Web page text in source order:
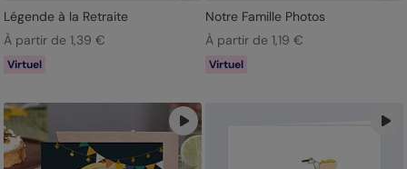
Légende à la Retraite
À partir de 1,39 €
Virtuel
Notre Famille Photos
À partir de 1,19 €
Virtuel